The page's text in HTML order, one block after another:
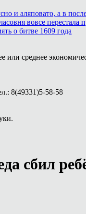
и аляповато, а в
вовсе перестала
о битве 1609 года
среднее
8(49331)5-58-58
сбил